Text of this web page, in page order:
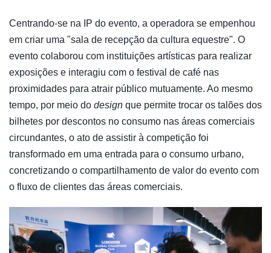
Centrando-se na IP do evento, a operadora se empenhou
em criar uma "sala de recepção da cultura equestre". O
evento colaborou com instituições artísticas para realizar
exposições e interagiu com o festival de café nas
proximidades para atrair público mutuamente. Ao mesmo
tempo, por meio do design que permite trocar os talões dos
bilhetes por descontos no consumo nas áreas comerciais
circundantes, o ato de assistir à competição foi
transformado em uma entrada para o consumo urbano,
concretizando o compartilhamento de valor do evento com
o fluxo de clientes das áreas comerciais.